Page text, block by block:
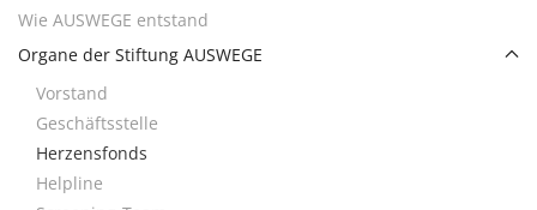
Wie AUSWEGE entstand
Organe der Stiftung AUSWEGE
Vorstand
Geschäftsstelle
Herzensfonds
Helpline